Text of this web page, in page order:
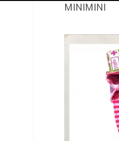
MINIMINI